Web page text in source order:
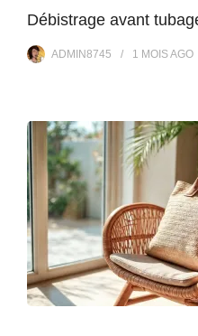
Débistrage avant
ADMIN8745 1 MOISAGO